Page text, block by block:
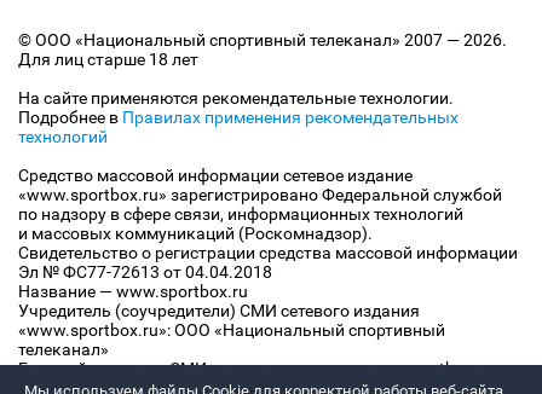
© ООО «Национальный спортивный телеканал» 2007 — 2026.
Для лиц старше 18 лет
На сайте применяются рекомендательные технологии.
Подробнее в Правилах применения рекомендательных
технологий
Средство массовой информации сетевое издание
«www.sportbox.ru» зарегистрировано Федеральной службой
по надзору в сфере связи, информационных технологий
и массовых коммуникаций (Роскомнадзор).
Свидетельство о регистрации средства массовой информации
Эл № ФС77-72613 от 04.04.2018
Название — www.sportbox.ru
Учредитель (соучредители) СМИ сетевого издания
«www.sportbox.ru»: ООО «Национальный спортивный
телеканал»
Главный редактор СМИ сетевого издания «www.sportbox.ru»:
Конов В.А.